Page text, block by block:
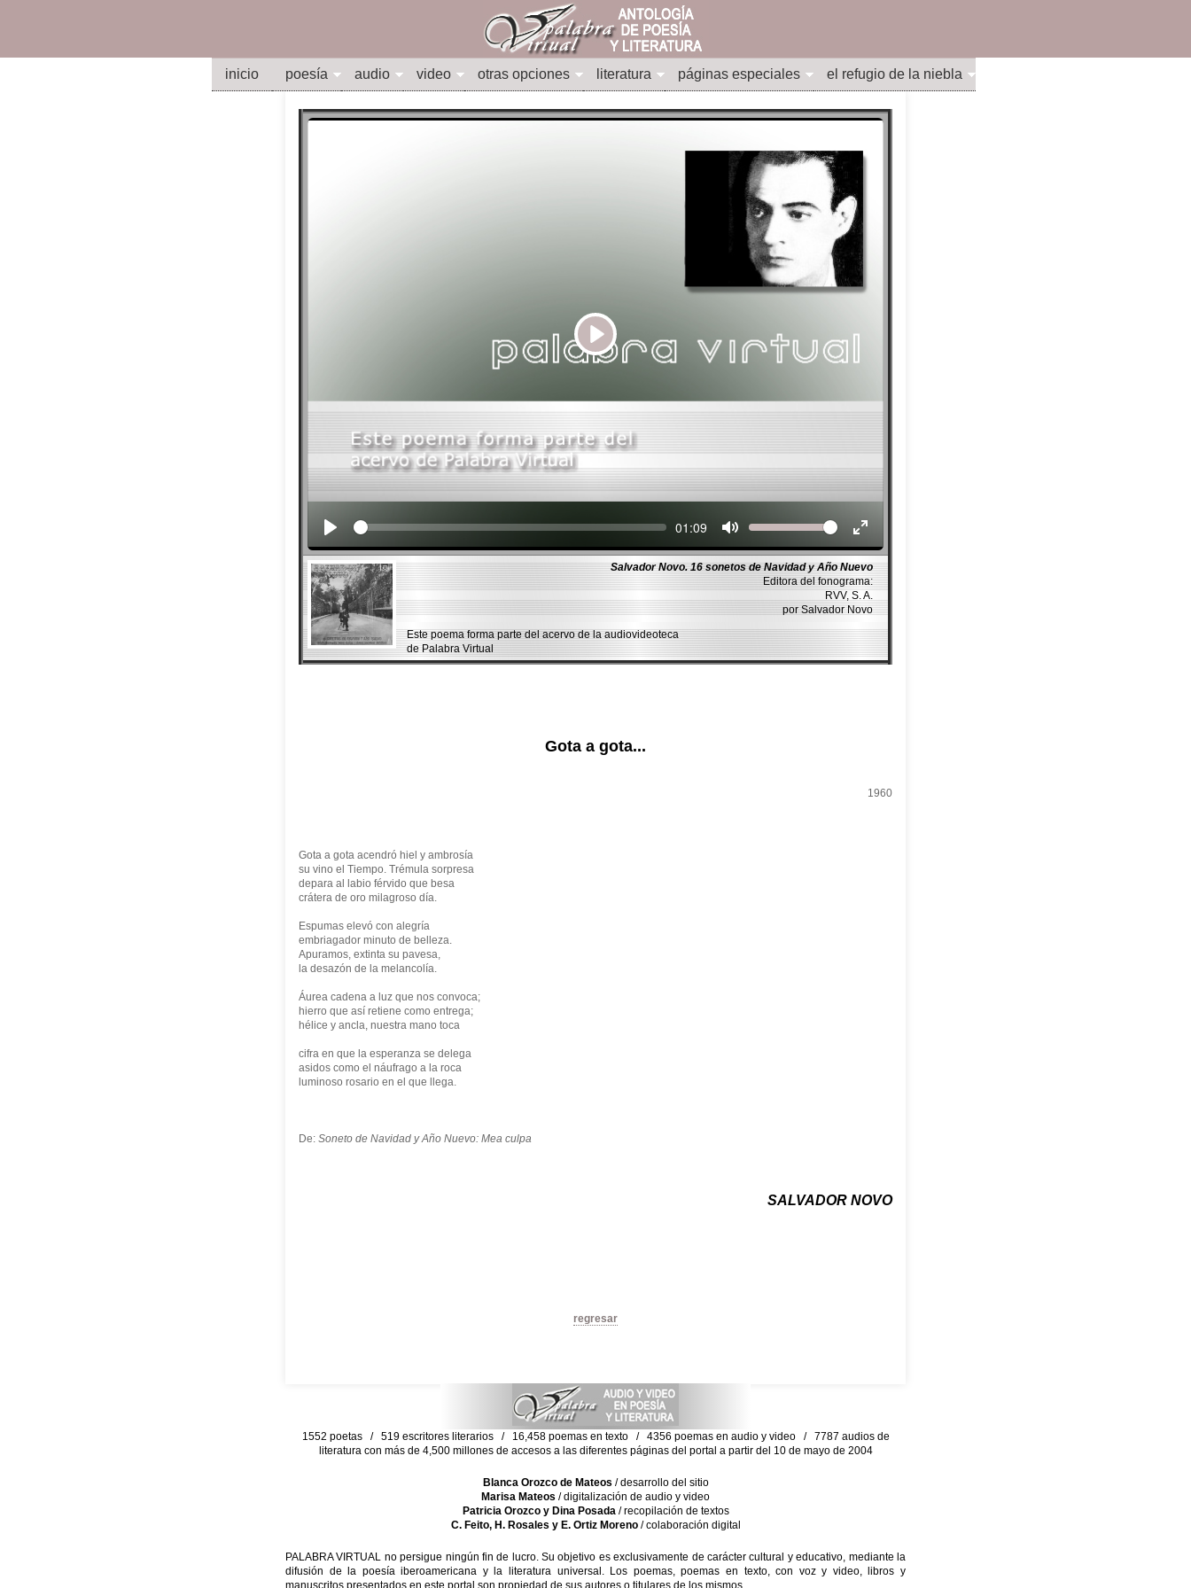
inicio poesía audio video otras opciones literatura páginas especiales el refugio de la niebla
Play
Seek Current
01:09 Volume
Salvador Novo. 16 sonetos de Navidad y Año Nuevo
Editora del fonograma:
RVV, S. A.
por Salvador Novo
Este poema forma parte del acervo de la audiovideoteca
de Palabra Virtual
Gota a gota...
1960
Gota a gota acendró hiel y ambrosía
su vino el Tiempo. Trémula sorpresa
depara al labio férvido que besa
crátera de oro milagroso día.
Espumas elevó con alegría
embriagador minuto de belleza.
Apuramos, extinta su pavesa,
la desazón de la melancolía.
Áurea cadena a luz que nos convoca;
hierro que así retiene como entrega;
hélice y ancla, nuestra mano toca
cifra en que la esperanza se delega
asidos como el náufrago a la roca
luminoso rosario en el que llega.
De: Soneto de Navidad y Año Nuevo: Mea culpa
SALVADOR NOVO
regresar
1552 poetas / 519 escritores literarios / 16,458 poemas en texto / 4356 poemas en audio y video / 7787 audios de
literatura con más de 4,500 millones de accesos a las diferentes páginas del portal a partir del 10 de mayo de 2004
Blanca Orozco de Mateos / desarrollo del sitio
Marisa Mateos / digitalización de audio y video
Patricia Orozco y Dina Posada/ recopilación de textos
C. Feito, H. Rosales y E. Ortiz Moreno/ colaboración digital
PALABRA VIRTUAL no persigue ningún fin de lucro. Su objetivo es exclusivamente de carácter cultural y educativo, mediante la
difusión de la poesía iberoamericana y la literatura universal. Los poemas, poemas en texto, con voz y video, libros y
manuscritos presentados en este portal son propiedad de sus autores o titulares de los mismos.